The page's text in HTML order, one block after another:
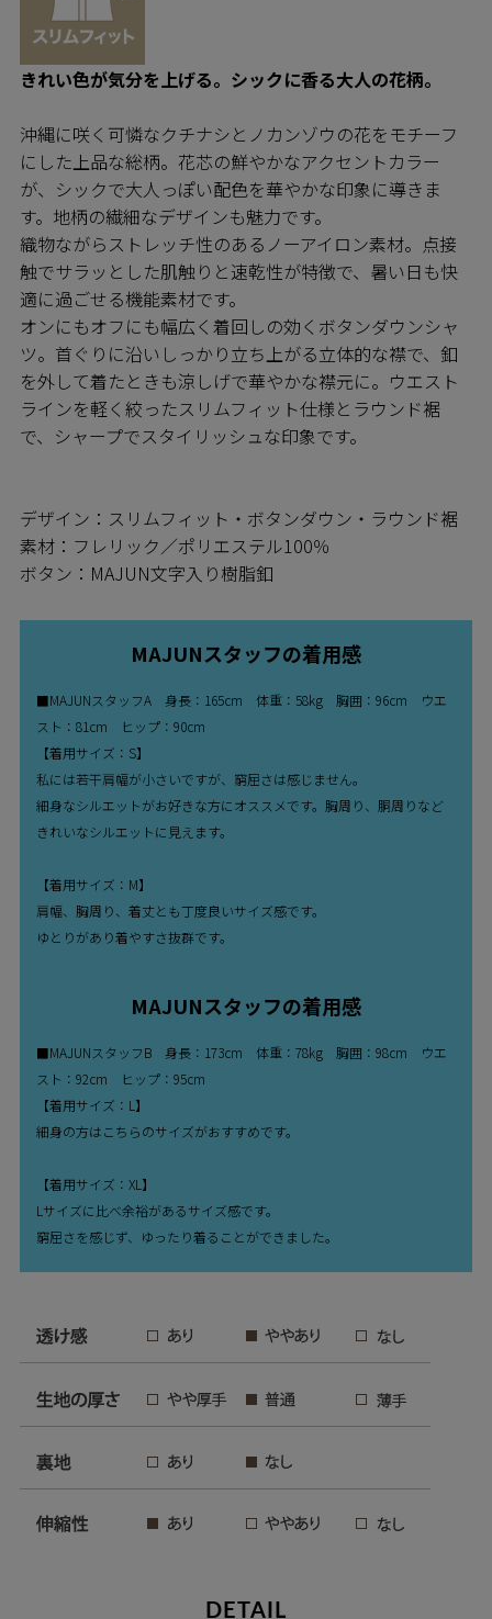
きれい色が気分を上げる。シックに香る大人の花柄。
沖縄に咲く可憐なクチナシとノカンゾウの花をモチーフ
にした上品な総柄。花芯の鮮やかなアクセントカラー
が、シックで大人っぽい配色を華やかな印象に導きま
す。地柄の繊細なデザインも魅力です。
織物ながらストレッチ性のあるノーアイロン素材。点接
触でサラッとした肌触りと速乾性が特徴で、暑い日も快
適に過ごせる機能素材です。
オンにもオフにも幅広く着回しの効くボタンダウンシャ
ツ。首ぐりに沿いしっかり立ち上がる立体的な襟で、釦
を外して着たときも涼しげで華やかな襟元に。ウエスト
ラインを軽く絞ったスリムフィット仕様とラウンド裾
で、シャープでスタイリッシュな印象です。
デザイン：スリムフィット・ボタンダウン・ラウンド裾
素材：フレリック／ポリエステル100％
ボタン：MAJUN文字入り樹脂釦
MAJUNスタッフの着用感
■MAJUNスタッフA 身長：165cm 体重：58kg 胸囲：96cm ウエ
スト：81cm ヒップ：90cm
【着用サイズ：S】
私には若干肩幅が小さいですが、窮屈さは感じません。
細身なシルエットがお好きな方にオススメです。胸周り、胴周りなど
きれいなシルエットに見えます。
【着用サイズ：M】
肩幅、胸周り、着丈とも丁度良いサイズ感です。
ゆとりがあり着やすさ抜群です。
MAJUNスタッフの着用感
■MAJUNスタッフB 身長：173cm 体重：78kg 胸囲：98cm ウエ
スト：92cm ヒップ：95cm
【着用サイズ：L】
細身の方はこちらのサイズがおすすめです。
【着用サイズ：XL】
Lサイズに比べ余裕があるサイズ感です。
窮屈さを感じず、ゆったり着ることができました。
DETAIL